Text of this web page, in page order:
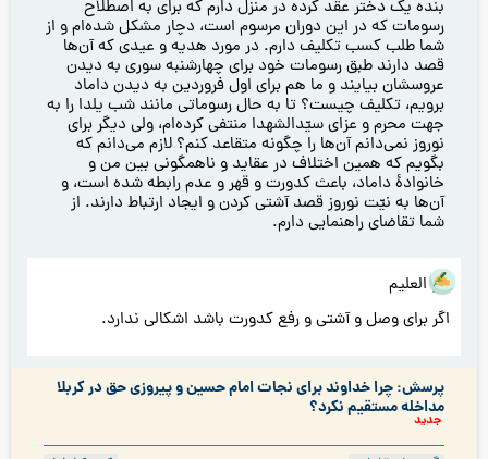
بنده یک دختر عقد کرده در منزل دارم که برای به اصطلاح
رسومات که در این دوران مرسوم است، دچار مشكل شده‌ام و از
شما طلب كسب تكليف دارم. در مورد هديه و عيدى كه آن‌ها
قصد دارند طبق رسومات خود برای چهارشنبه سوری به ديدن
عروسشان بيايند و ما هم براى اول فروردين به ديدن داماد
برويم، تکلیف چیست؟ تا به حال رسوماتى مانند شب يلدا را به
جهت محرم و عزاى سيّدالشهدا منتفى كرده‌ام، ولى ديگر براى
نوروز نمى‌دانم آن‌ها را چگونه متقاعد كنم؟ لازم مى‌دانم كه
بگویم که همين اختلاف در عقايد و ناهمگونى بين من و
خانوادۀ داماد، باعث كدورت و قهر و عدم رابطه شده است، و
آن‌ها به نیّت نوروز قصد آشتی کردن و ايجاد ارتباط دارند. از
شما تقاضاى راهنمايى دارم.
هو العلیم
اگر برای وصل و آشتی و رفع کدورت باشد اشکالی ندارد.
پرسش: چرا خداوند برای نجات امام حسین و پیروزی حق در کربلا
مداخله مستقیم نکرد؟
جدید